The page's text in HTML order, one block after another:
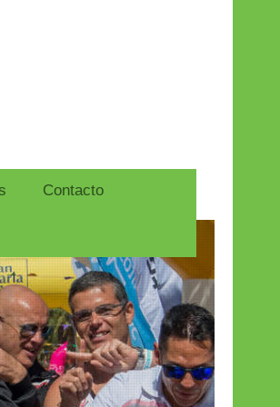
Contacto